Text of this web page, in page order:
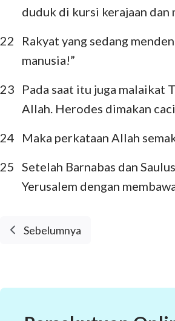
duduk di kursi kerajaan
22
Rakyat yang sedang
manusia!”
23
Pada saat itu juga malaikat
Allah. Herodes dimakan
24
Maka perkataan Allah
25 Setelah Barnabas dan
Yerusalem dengan
Sebelumnya